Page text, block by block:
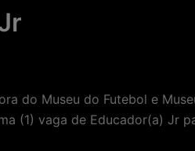
do Museu do Futebol e
(1) vaga de Educador(a) Jr